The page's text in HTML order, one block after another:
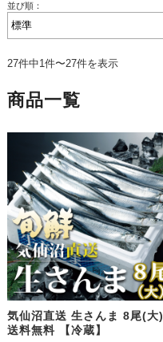
並び順：
27件中1件〜27件を表示
商品一覧
気仙沼直送 生さんま 8尾(大)
送料無料 【冷蔵】